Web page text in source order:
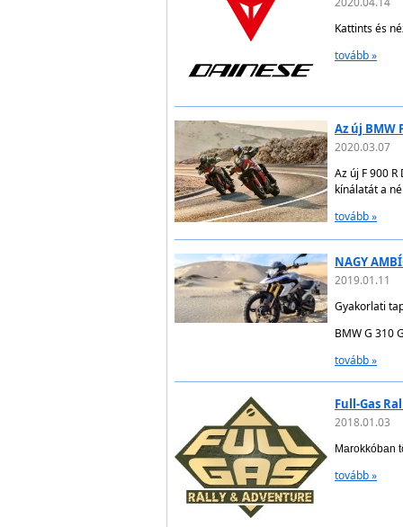
Kattints és
tovább »
Az új BMW
2020.03.07
Az új F 900
kínálatát a
tovább »
NAGY
2019.01.11
Gyakorlati
BMW G 310
tovább »
Full-Gas
2018.01.03
Marokkóban
tovább »